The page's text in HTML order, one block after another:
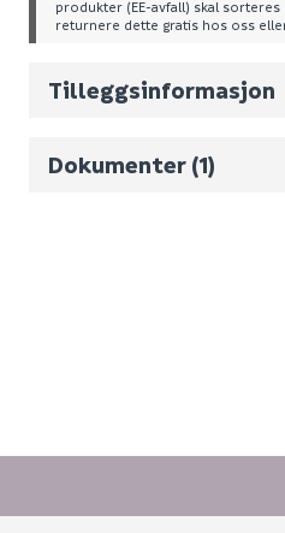
produkter (EE-avfall) skal sorteres
returnere dette gratis hos oss
Tilleggsinformasjon
Vekt pr. stk / m2 (i kg)
Volum
Dokumenter (1)
Produktdatablad